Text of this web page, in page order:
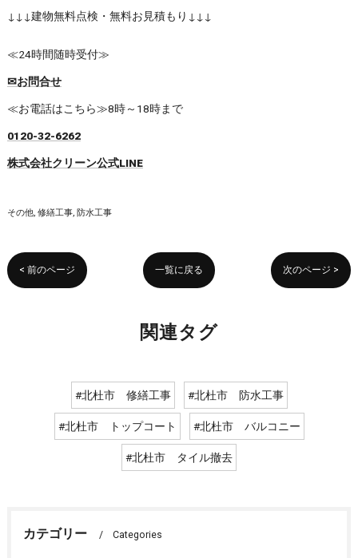
↓↓↓建物無料点検・無料お見積もり↓↓↓
≪24時間随時受付≫
✉お問合せ
≪お電話はこちら≫8時～18時まで
0120-32-6262
株式会社クリーン公式LINE
その他 修繕工事 防水工事
< 前のページ 一覧に戻る 次のページ >
関連タグ
#北杜市 修繕工事 #北杜市 防水工事
#北杜市 トップコート #北杜市 バルコニー
#北杜市 タイル撤去
カテゴリー Categories